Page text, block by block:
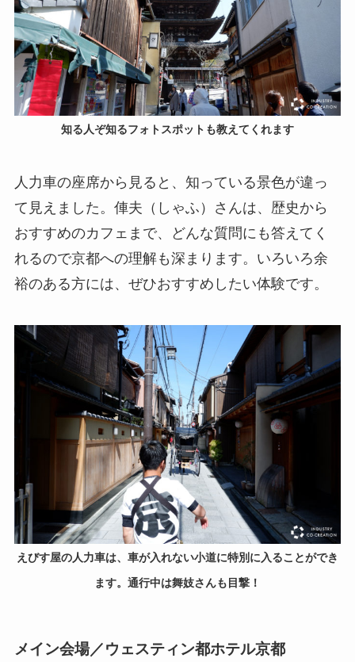
知る人ぞ知るフォトスポットも教えてくれます
人力車の座席から見ると、知っている景色が違っ
て見えました。俥夫（しゃふ）さんは、歴史から
おすすめのカフェまで、どんな質問にも答えてく
れるので京都への理解も深まります。いろいろ余
裕のある方には、ぜひおすすめしたい体験です。
えびす屋の人力車は、車が入れない小道に特別に入ることができ
ます。通行中は舞妓さんも目撃！
メイン会場／ウェスティン都ホテル京都